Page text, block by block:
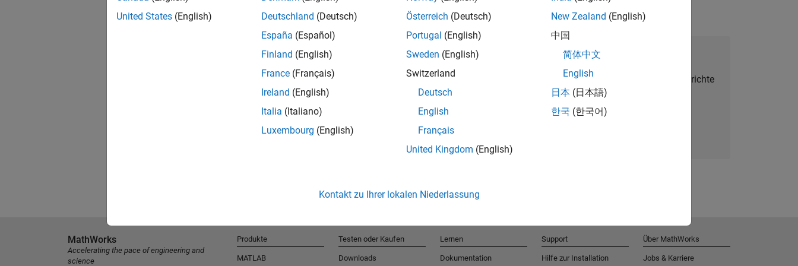
Talent Network beitreten
Erhalten Sie personalisierte Stellenangebote, Berichte
und Unternehmensneuigkeiten.
United States (English)
Deutschland (Deutsch)
España (Español)
Finland (English)
France (Français)
Ireland (English)
Italia (Italiano)
Luxembourg (English)
Österreich (Deutsch)
Portugal (English)
Sweden (English)
Switzerland
Deutsch
English
Français
United Kingdom (English)
New Zealand (English)
中国
简体中文
English
日本 (日本語)
한국 (한국어)
Kontakt zu Ihrer lokalen Niederlassung
MathWorks
Accelerating the pace of engineering and
science
Produkte
MATLAB
Testen oder Kaufen
Downloads
Lernen
Dokumentation
Support
Hilfe zur Installation
Über MathWorks
Jobs & Karriere